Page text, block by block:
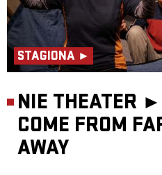
STAGIONA ►
NIE THEATER ►
COME FROM
AWAY